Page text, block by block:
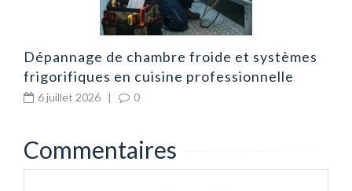
Dépannage de chambre froide et systèmes
frigorifiques en cuisine professionnelle
6 juillet 2026 | 0
Commentaires